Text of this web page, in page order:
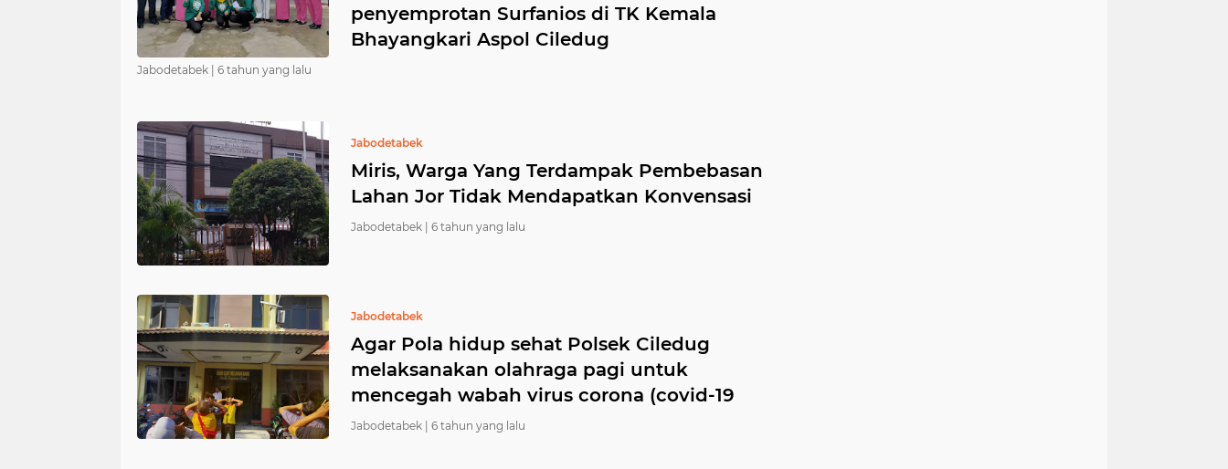
penyemprotan Surfanios di TK Kemala
Bhayangkari Aspol Ciledug
Jabodetabek | 6 tahun yang lalu
Jabodetabek
Miris, Warga Yang Terdampak Pembebasan
Lahan Jor Tidak Mendapatkan Konvensasi
Jabodetabek | 6 tahun yang lalu
Jabodetabek
Agar Pola hidup sehat Polsek Ciledug
melaksanakan olahraga pagi untuk
mencegah wabah virus corona (covid-19
Jabodetabek | 6 tahun yang lalu